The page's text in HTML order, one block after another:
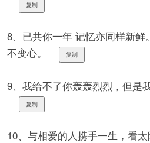
复制
8、已共你一年 记忆亦同样新
不变心。
复制
9、我给不了你轰轰烈烈，但是
复制
10、与相爱的人携手一生，看